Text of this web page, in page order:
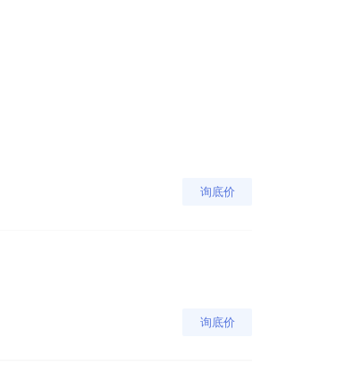
询底价
询底价